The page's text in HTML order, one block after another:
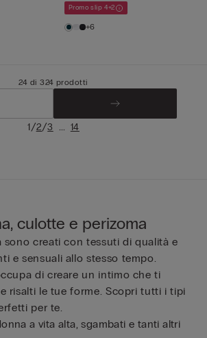
Promo slip 4+2
+6
24 di 324 prodotti
1/2/3 ... 14
culotte e perizoma
sono creati con tessuti di qualità e
e sensuali allo stesso tempo.
di creare un intimo che ti
risalti le tue forme. Scopri tutti i tipi
per te.
a vita alta, sgambati e tanti altri